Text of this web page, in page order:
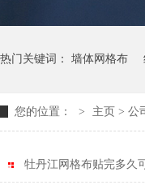
热门关键词： 墙体网格布
您的位置： > 主页 > 公
牡丹江网格布贴完多久